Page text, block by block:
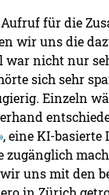
für die
wir uns die
war nicht nur
sich sehr
Einzeln
, eine KI-basierte
uns mit den